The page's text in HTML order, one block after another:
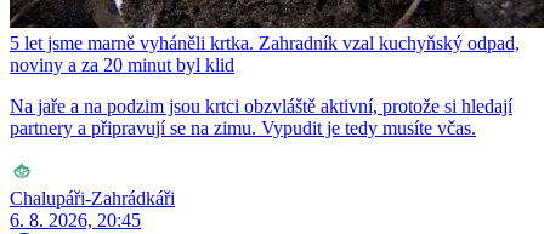
5 let jsme marně vyháněli krtka. Zahradník vzal kuchyňský odpad,
noviny a za 20 minut byl klid
Na jaře a na podzim jsou krtci obzvláště aktivní, protože si hledají
partnery a připravují se na zimu. Vypudit je tedy musíte včas.
Chalupáři-Zahrádkáři
6. 8. 2026, 20:45